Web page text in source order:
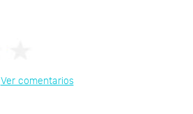
Ver comentarios